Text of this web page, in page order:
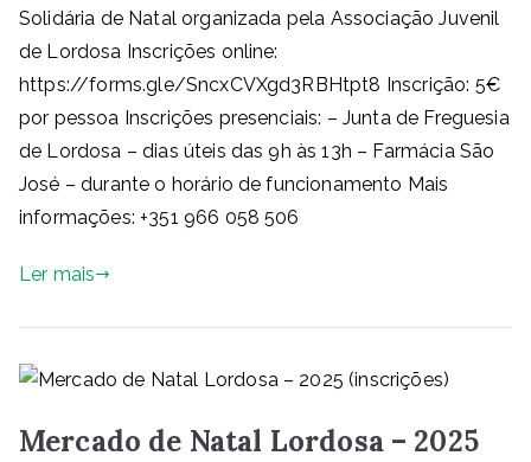
Solidária de Natal organizada pela Associação Juvenil
de Lordosa Inscrições online:
https://forms.gle/SncxCVXgd3RBHtpt8 Inscrição: 5€
por pessoa Inscrições presenciais: – Junta de Freguesia
de Lordosa – dias úteis das 9h às 13h – Farmácia São
José – durante o horário de funcionamento Mais
informações: +351 966 058 506
Ler mais
Mercado de Natal Lordosa – 2025